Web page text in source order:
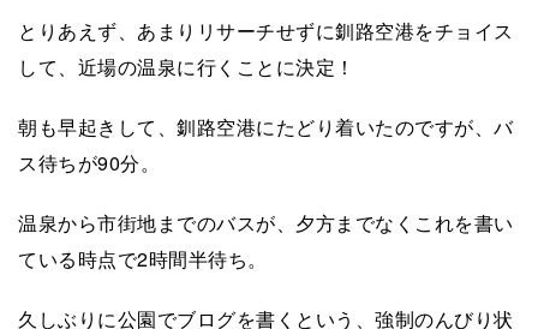
とりあえず、あまりリサーチせずに釧路空港をチョイス
して、近場の温泉に行くことに決定！
朝も早起きして、釧路空港にたどり着いたのですが、バ
ス待ちが90分。
温泉から市街地までのバスが、夕方までなくこれを書い
ている時点で2時間半待ち。
久しぶりに公園でブログを書くという、強制のんびり状